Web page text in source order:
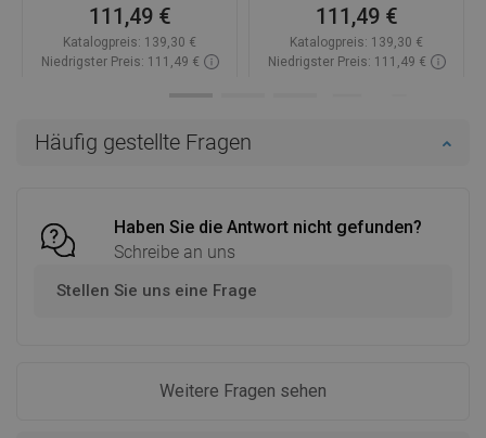
Häufig gestellte Fragen
Haben Sie die Antwort nicht gefunden?
Schreibe an uns
Stellen Sie uns eine Frage
Weitere Fragen sehen
111,49 €
Katalogpreis: 139,30 €
Niedrigster Preis: 111,49 €
111,49 €
Katalogpreis: 139,30 €
Niedrigster Preis: 111,49 €